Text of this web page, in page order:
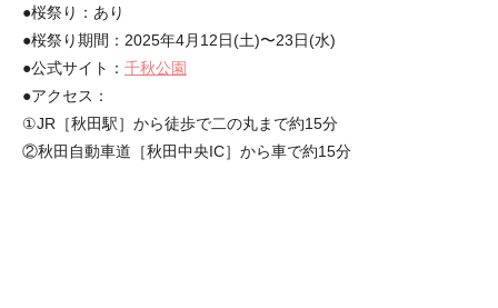
●桜祭り：あり
●桜祭り期間：2025年4月12日(土)〜23日(水)
●公式サイト： 千秋公園
●アクセス：
①JR［秋田駅］から徒歩で二の丸まで約15分
②秋田自動車道［秋田中央IC］から車で約15分